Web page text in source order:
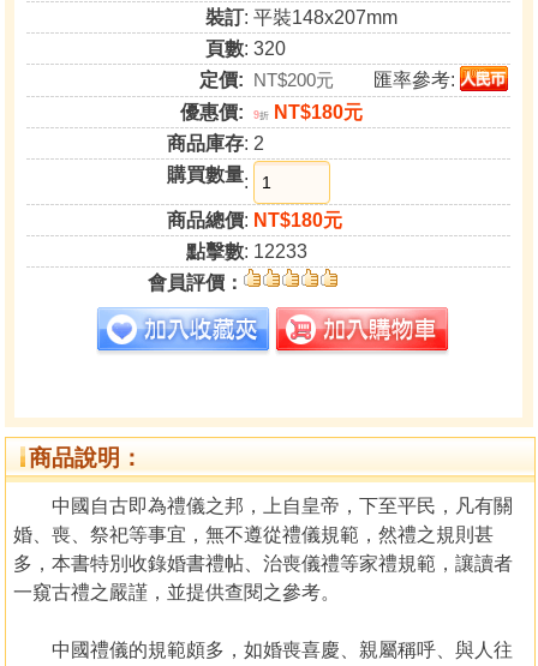
裝訂: 平裝148x207mm
頁數: 320
定價: NT$200元
匯率參考:
優惠價:
9折
NT$180元
商品庫存: 2
購買數量:
商品總價: NT$180元
點擊數: 12233
會員評價：
商品說明：
中國自古即為禮儀之邦，上自皇帝，下至平民，凡有關
婚、喪、祭祀等事宜，無不遵從禮儀規範，然禮之規則甚
多，本書特別收錄婚書禮帖、治喪儀禮等家禮規範，讓讀者
一窺古禮之嚴謹，並提供查閱之參考。
中國禮儀的規範頗多，如婚喪喜慶、親屬稱呼、與人往